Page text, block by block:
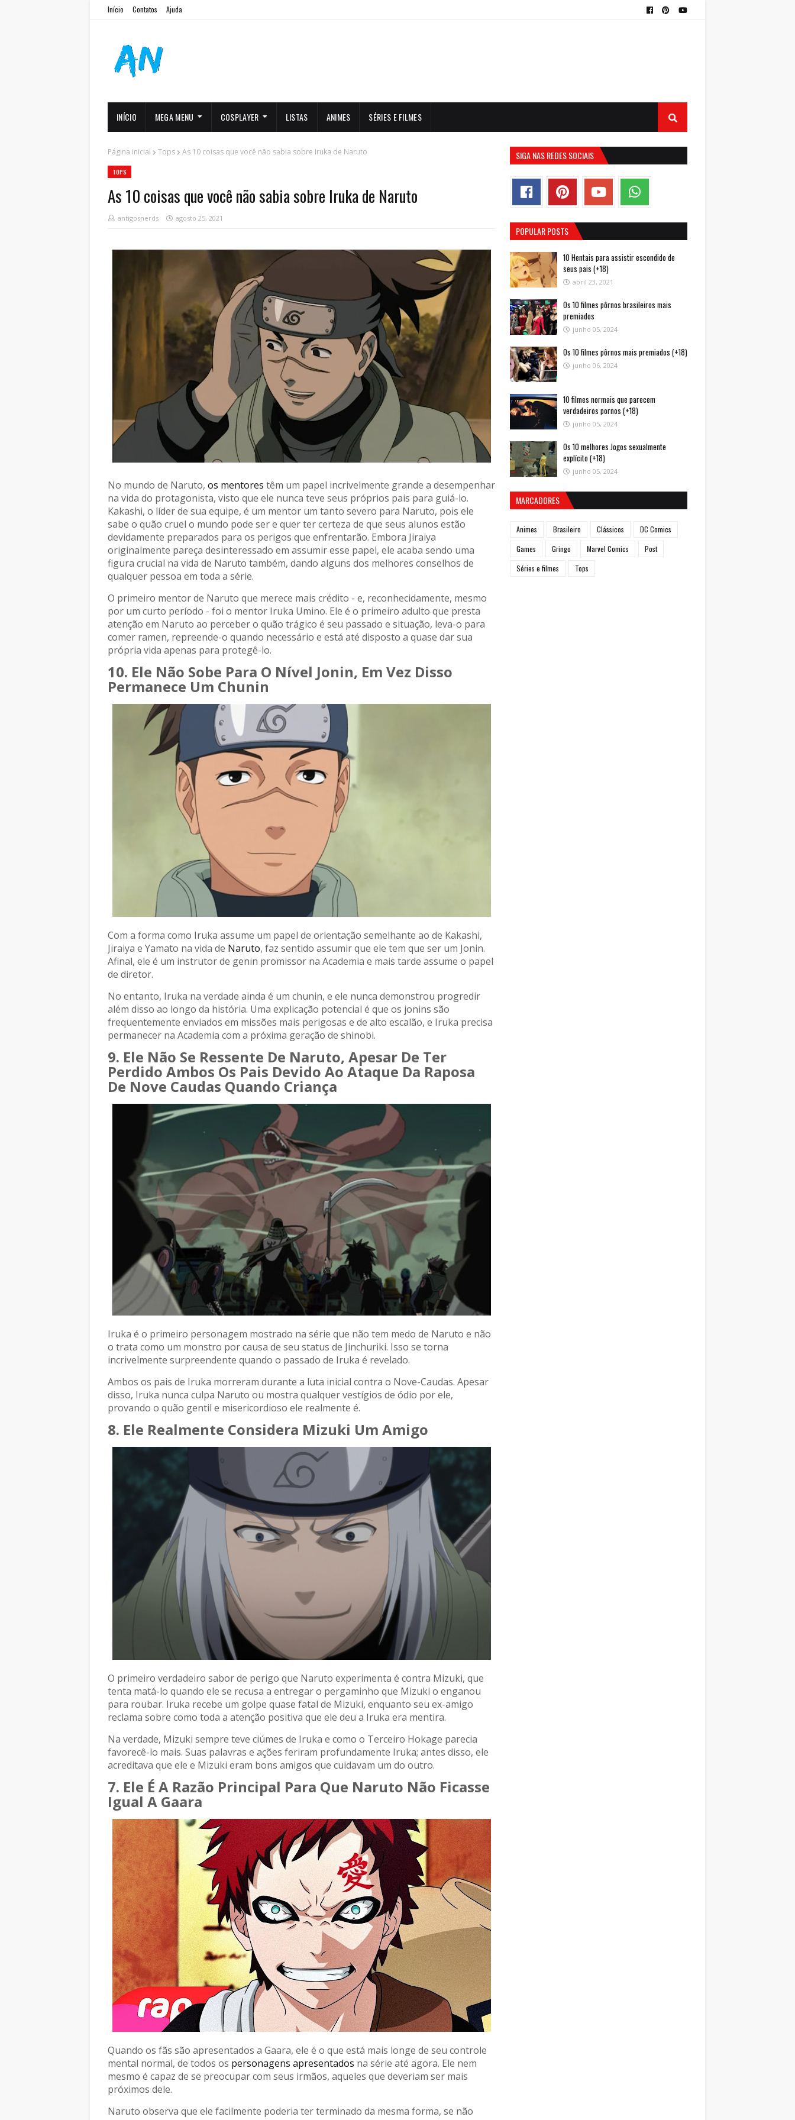
Início Contatos Ajuda
INÍCIO MEGA MENU COSPLAYER LISTAS ANIMES SÉRIES E FILMES
Página inicial Tops As 10 coisas que você não sabia sobre Iruka de Naruto
TOPS
As 10 coisas que você não sabia sobre Iruka de Naruto
antigosnerds agosto 25, 2021
No mundo de Naruto, os mentores têm um papel incrivelmente grande a desempenhar
na vida do protagonista, visto que ele nunca teve seus próprios pais para guiá-lo.
Kakashi, o líder de sua equipe, é um mentor um tanto severo para Naruto, pois ele
sabe o quão cruel o mundo pode ser e quer ter certeza de que seus alunos estão
devidamente preparados para os perigos que enfrentarão. Embora Jiraiya
originalmente pareça desinteressado em assumir esse papel, ele acaba sendo uma
figura crucial na vida de Naruto também, dando alguns dos melhores conselhos de
qualquer pessoa em toda a série.
O primeiro mentor de Naruto que merece mais crédito - e, reconhecidamente, mesmo
por um curto período - foi o mentor Iruka Umino. Ele é o primeiro adulto que presta
atenção em Naruto ao perceber o quão trágico é seu passado e situação, leva-o para
comer ramen, repreende-o quando necessário e está até disposto a quase dar sua
própria vida apenas para protegê-lo.
10. Ele Não Sobe Para O Nível Jonin, Em Vez Disso
Permanece Um Chunin
Com a forma como Iruka assume um papel de orientação semelhante ao de Kakashi,
Jiraiya e Yamato na vida de Naruto, faz sentido assumir que ele tem que ser um Jonin.
Afinal, ele é um instrutor de genin promissor na Academia e mais tarde assume o papel
de diretor.
No entanto, Iruka na verdade ainda é um chunin, e ele nunca demonstrou progredir
além disso ao longo da história. Uma explicação potencial é que os jonins são
frequentemente enviados em missões mais perigosas e de alto escalão, e Iruka precisa
permanecer na Academia com a próxima geração de shinobi.
9. Ele Não Se Ressente De Naruto, Apesar De Ter
Perdido Ambos Os Pais Devido Ao Ataque Da Raposa
De Nove Caudas Quando Criança
Iruka é o primeiro personagem mostrado na série que não tem medo de Naruto e não
o trata como um monstro por causa de seu status de Jinchuriki. Isso se torna
incrivelmente surpreendente quando o passado de Iruka é revelado.
Ambos os pais de Iruka morreram durante a luta inicial contra o Nove-Caudas. Apesar
disso, Iruka nunca culpa Naruto ou mostra qualquer vestígios de ódio por ele,
provando o quão gentil e misericordioso ele realmente é.
8. Ele Realmente Considera Mizuki Um Amigo
O primeiro verdadeiro sabor de perigo que Naruto experimenta é contra Mizuki, que
tenta matá-lo quando ele se recusa a entregar o pergaminho que Mizuki o enganou
para roubar. Iruka recebe um golpe quase fatal de Mizuki, enquanto seu ex-amigo
reclama sobre como toda a atenção positiva que ele deu a Iruka era mentira.
Na verdade, Mizuki sempre teve ciúmes de Iruka e como o Terceiro Hokage parecia
favorecê-lo mais. Suas palavras e ações feriram profundamente Iruka; antes disso, ele
acreditava que ele e Mizuki eram bons amigos que cuidavam um do outro.
7. Ele É A Razão Principal Para Que Naruto Não Ficasse
Igual A Gaara
Quando os fãs são apresentados a Gaara, ele é o que está mais longe de seu controle
mental normal, de todos os personagens apresentados na série até agora. Ele nem
mesmo é capaz de se preocupar com seus irmãos, aqueles que deveriam ser mais
próximos dele.
Naruto observa que ele facilmente poderia ter terminado da mesma forma, se não
SIGA NAS REDES SOCIAIS
POPULAR POSTS
10 Hentais para assistir escondido de
seus pais (+18)
abril 23, 2021
Os 10 filmes pôrnos brasileiros mais
premiados
junho 05, 2024
Os 10 filmes pôrnos mais premiados (+18)
junho 06, 2024
10 filmes normais que parecem
verdadeiros pornos (+18)
junho 05, 2024
Os 10 melhores Jogos sexualmente
explícito (+18)
junho 05, 2024
MARCADORES
Animes Brasileiro Clássicos
DC Comics
Games
Gringo Marvel Comics
Post
Séries e filmes
Tops